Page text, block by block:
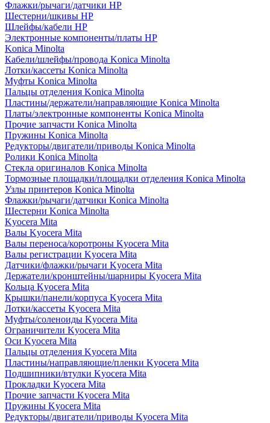
Флажки/рычаги/датчики HP
Шестерни/шкивы HP
Шлейфы/кабели HP
Электронные компоненты/платы HP
Konica Minolta
Кабели/шлейфы/провода Konica Minolta
Лотки/кассеты Konica Minolta
Муфты Konica Minolta
Пальцы отделения Konica Minolta
Пластины/держатели/направляющие Konica Minolta
Платы/электронные компоненты Konica Minolta
Прочие запчасти Konica Minolta
Пружины Konica Minolta
Редукторы/двигатели/приводы Konica Minolta
Ролики Konica Minolta
Стекла оригиналов Konica Minolta
Тормозные площадки/площадки отделения Konica Minolta
Узлы принтеров Konica Minolta
Флажки/рычаги/датчики Konica Minolta
Шестерни Konica Minolta
Kyocera Mita
Валы Kyocera Mita
Валы переноса/коротроны Kyocera Mita
Валы регистрации Kyocera Mita
Датчики/флажки/рычаги Kyocera Mita
Держатели/кронштейны/шарниры Kyocera Mita
Кольца Kyocera Mita
Крышки/панели/корпуса Kyocera Mita
Лотки/кассеты Kyocera Mita
Муфты/соленоиды Kyocera Mita
Ограничители Kyocera Mita
Оси Kyocera Mita
Пальцы отделения Kyocera Mita
Пластины/направляющие/пленки Kyocera Mita
Подшипники/втулки Kyocera Mita
Прокладки Kyocera Mita
Прочие запчасти Kyocera Mita
Пружины Kyocera Mita
Редукторы/двигатели/приводы Kyocera Mita